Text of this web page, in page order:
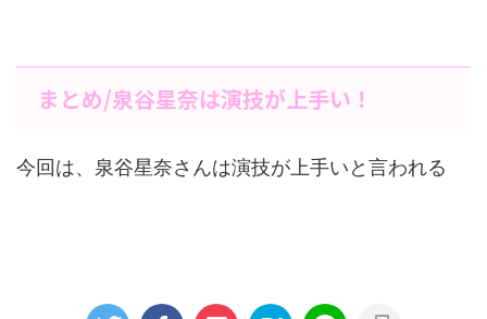
まとめ/泉谷星奈は演技が上手い！
今回は、泉谷星奈さんは演技が上手いと言われる